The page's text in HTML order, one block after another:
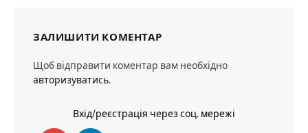
ЗАЛИШИТИ КОМЕНТАР
Щоб відправити коментар вам необхідно
авторизуватись.
Вхід/реєстрація через соц. мережі